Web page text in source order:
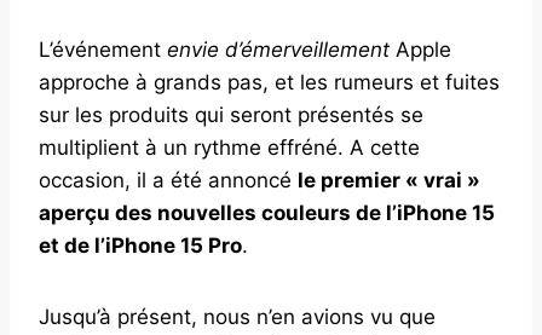
L’événement envie d’émerveillement Apple
approche à grands pas, et les rumeurs et fuites
sur les produits qui seront présentés se
multiplient à un rythme effréné. A cette
occasion, il a été annoncé le premier « vrai »
aperçu des nouvelles couleurs de l’iPhone 15
et de l’iPhone 15 Pro.
Jusqu’à présent, nous n’en avions vu que